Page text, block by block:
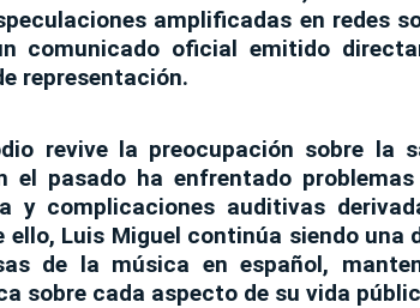
amplificadas en redes
comunicado oficial emitido
representación.
revive la preocupación sobre la
el pasado ha enfrentado
y complicaciones auditivas
ello, Luis Miguel continúa siendo
de la música en español,
sobre cada aspecto de su vida